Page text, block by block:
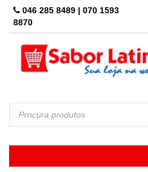
Skip
046 285 8489 | 070 1593
8870
Pesquisar
produtos